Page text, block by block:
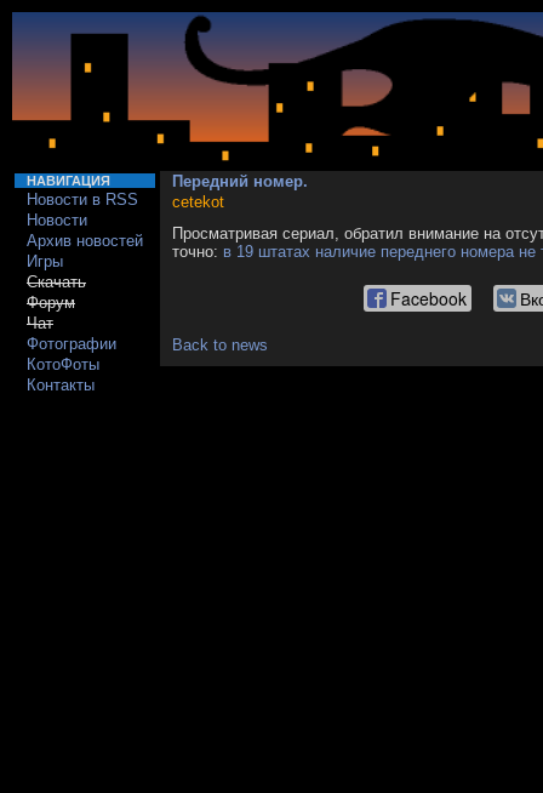
НАВИГАЦИЯ
Новости в RSS
Новости
Архив новостей
Игры
Скачать
Форум
Чат
Фотографии
КотоФоты
Контакты
Передний номер.
cetekot
Просматривая сериал, обратил внимание на
точно: в 19 штатах наличие переднего номера не
Facebook
Back to news